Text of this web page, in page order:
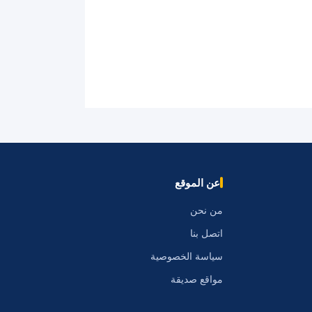
عن الموقع
من نحن
اتصل بنا
سياسة الخصوصية
مواقع صديقة